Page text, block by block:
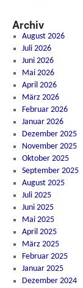
Archiv
August 2026
Juli 2026
Juni 2026
Mai 2026
April 2026
März 2026
Februar 2026
Januar 2026
Dezember 2025
November 2025
Oktober 2025
September 2025
August 2025
Juli 2025
Juni 2025
Mai 2025
April 2025
März 2025
Februar 2025
Januar 2025
Dezember 2024